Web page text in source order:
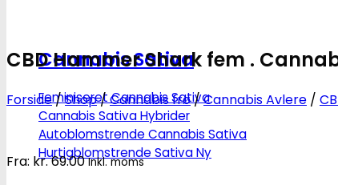
Cannabis Sativa
Feminiseret Cannabis Sativa
Cannabis Sativa Hybrider
Autoblomstrende Cannabis Sativa
Hurtigblomstrende Sativa
CBD Hammer Shark fem .
Forside/Shop/Cannabis frø/Cannabis Avlere /
Fra: kr.69.00 Inkl. moms